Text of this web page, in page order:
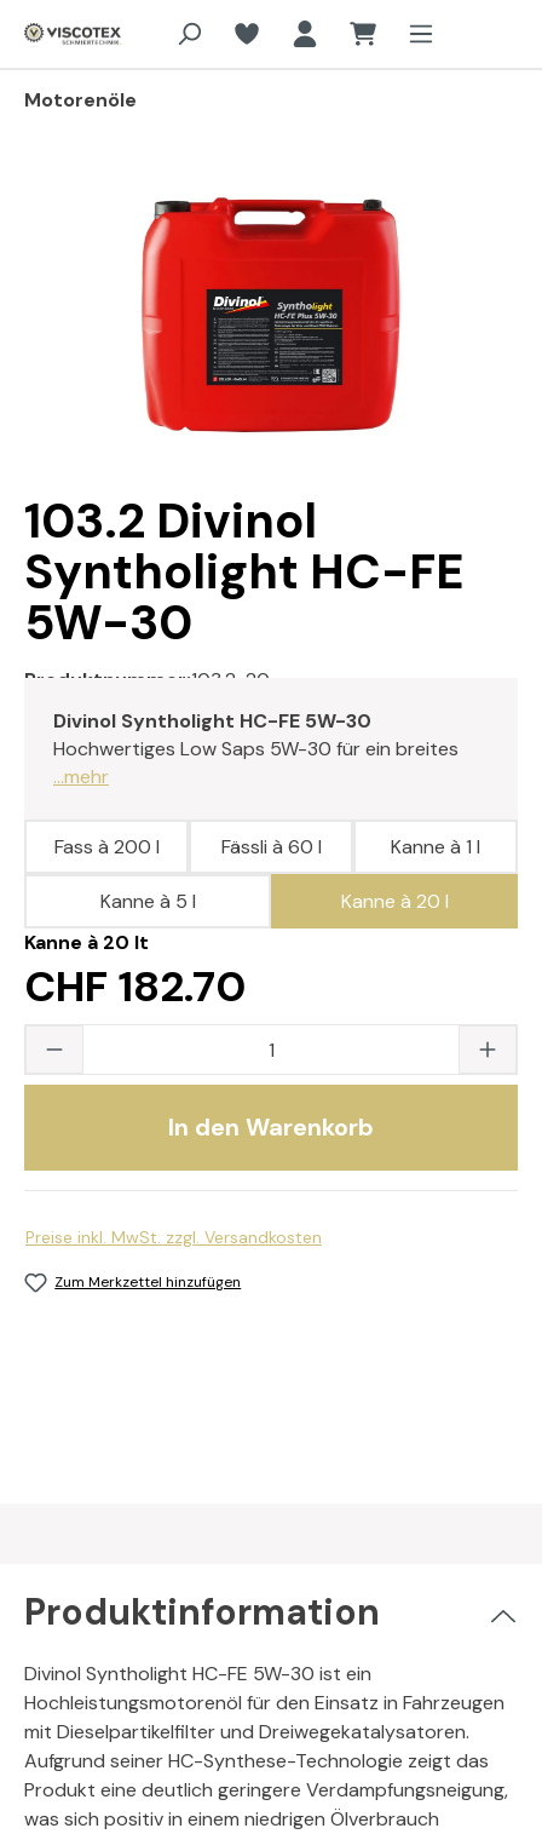
Zum Hauptinhalt springen
Motorenöle
Bildergalerie überspringen
103.2 Divinol
Syntholight HC-FE
5W-30
Produktnummer:103.2-20
Divinol Syntholight HC-FE 5W-30
Hochwertiges Low Saps 5W-30 für ein breites
...mehr
Kanne à 20 lt
CHF 182.70
Fass à 200 l Fässli à 60 l Kanne à 1 l
Kanne à 5 l Kanne à 20 l
Produkt Anzahl: Gib den gewünschten
In den Warenkorb
Preise inkl. MwSt. zzgl. Versandkosten
Zum Merkzettel hinzufügen
Produktinformation
Divinol Syntholight HC-FE 5W-30 ist ein
Hochleistungsmotorenöl für den Einsatz in Fahrzeugen
mit Dieselpartikelfilter und Dreiwegekatalysatoren.
Aufgrund seiner HC-Synthese-Technologie zeigt das
Produkt eine deutlich geringere Verdampfungsneigung,
was sich positiv in einem niedrigen Ölverbrauch